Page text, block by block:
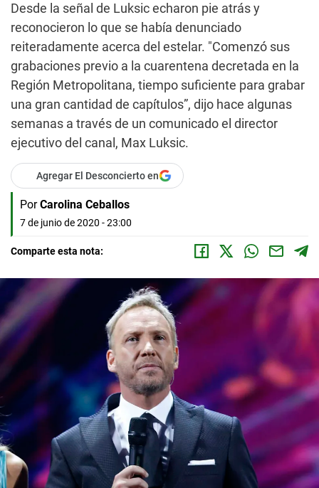
Desde la señal de Luksic echaron pie atrás y
reconocieron lo que se había denunciado
reiteradamente acerca del estelar. "Comenzó sus
grabaciones previo a la cuarentena decretada en la
Región Metropolitana, tiempo suficiente para grabar
una gran cantidad de capítulos”, dijo hace algunas
semanas a través de un comunicado el director
ejecutivo del canal, Max Luksic.
Agregar El Desconcierto en
Por Carolina Ceballos
7 de junio de 2020 - 23:00
Comparte esta nota: